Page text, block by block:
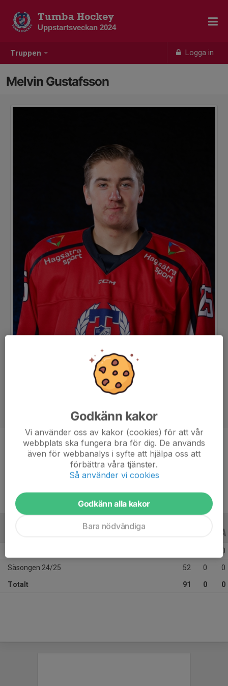
Truppen Logga in
Tumba Hockey
Uppstartsveckan 2024
Melvin Gustafsson
Position
-
18 år
0
Säsongen 24/25 52 0 0
Totalt 91 0 0
Godkänn kakor
Vi använder oss av kakor (cookies) för att vår
webbplats ska fungera bra för dig. De används
även för webbanalys i syfte att hjälpa oss att
förbättra våra tjänster.
Så använder vi cookies
Godkänn alla kakor
Bara nödvändiga